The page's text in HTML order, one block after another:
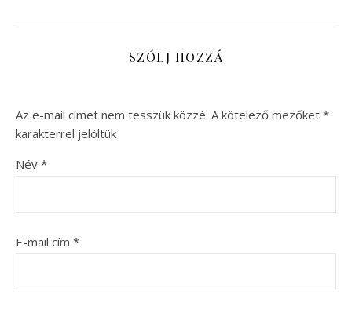
SZÓLJ HOZZÁ
Az e-mail címet nem tesszük közzé. A kötelező mezőket *
karakterrel jelöltük
Név *
E-mail cím *